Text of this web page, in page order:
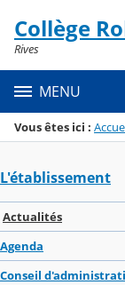
Menu de la
Contenu
Collège
Rives
MENU
Vous êtes ici :
L'établissement
Actualités
Agenda
Conseil